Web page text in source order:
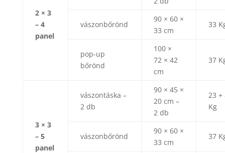
2 × 3
– 4
panel
vászonbőrönd
90 × 60 ×
33 cm
33
pop-up
bőrönd
100 ×
72 × 42
cm
37
3 × 3
– 5
panel
vászontáska –
2 db
90 × 45 ×
20 cm –
2 db
23 +
Kg
vászonbőrönd
90 × 60 ×
33 cm
37